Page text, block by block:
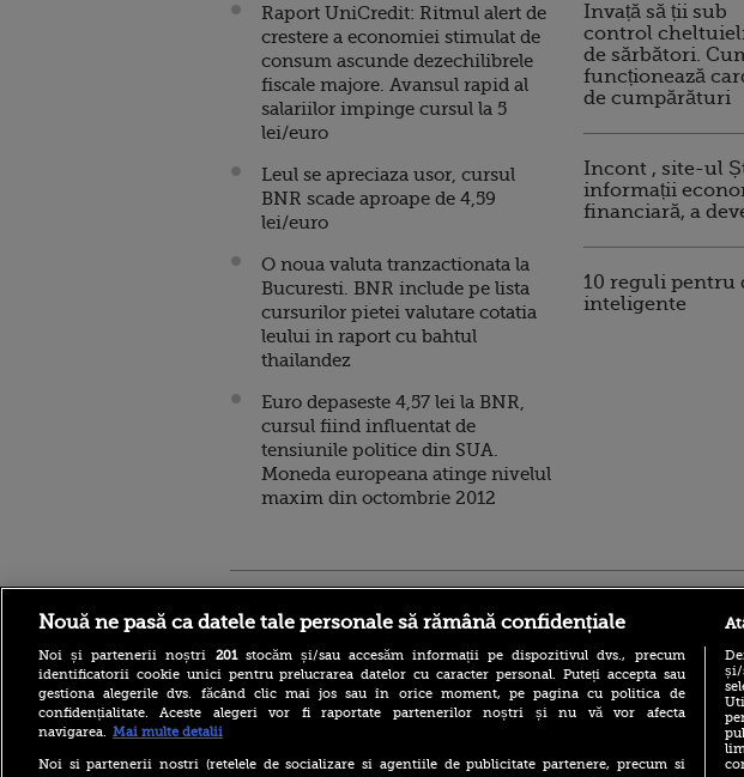
Raport UniCredit: Ritmul alert de
crestere a economiei stimulat de
consum ascunde dezechilibrele
fiscale majore. Avansul rapid al
salariilor impinge cursul la 5
lei/euro
Leul se apreciaza usor, cursul
BNR scade aproape de 4,59
lei/euro
O noua valuta tranzactionata la
Bucuresti. BNR include pe lista
cursurilor pietei valutare cotatia
leului in raport cu bahtul
thailandez
Euro depaseste 4,57 lei la BNR,
cursul fiind influentat de
tensiunile politice din SUA.
Moneda europeana atinge nivelul
maxim din octombrie 2012
Invață să ții sub
control
de sărbători.
funcționează
de cumpărături
Incont , site-ul
informații
financiară, a
10 reguli pentru
inteligente
româncă a fost arestată în
(P)
Nouă ne pasă ca datele tale personale să rămână confidențiale
Noi și partenerii noștri 201stocăm și/sau accesăm informații pe dispozitivul dvs., precum
identificatorii cookie unici pentru prelucrarea datelor cu caracter personal. Puteți accepta sau
gestiona alegerile dvs. făcând clic mai jos sau în orice moment, pe pagina cu politica de
confidențialitate. Aceste alegeri vor fi raportate partenerilor noștri și nu vă vor afecta
navigarea. Mai multe detalii
Noi si partenerii nostri (retelele de socializare si agentiile de publicitate partenere, precum si